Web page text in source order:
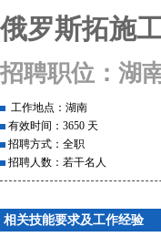
俄罗斯拓施
招聘职位：湖
工作地点：湖南
有效时间：3650 天
招聘方式：全职
招聘人数：若干名人
相关技能要求及工作经验